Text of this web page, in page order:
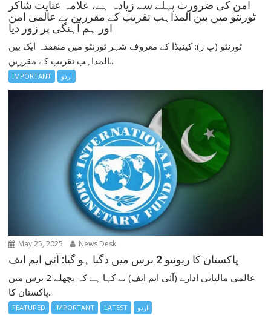
امن کی ضرورت پہلے سے زیادہ ہے، علامہ عنایت شاکر
ٹورنٹو میں بین المذاہب تقریب کے مقررین نے عالمی امن
اور ہم آہنگی پر زور دیا
ٹورنٹو (پ ر): کینیڈا کے معروف شہر ٹورنٹو میں منعقدہ ایک بین
المذاہب تقریب کے مقررین...
IMPORTANT اردو
May 25, 2025 News Desk
پاکستان کا ریونیو 2 برس میں دگنا ہو گیا: آئی ایم ایف
عالمی مالیاتی ادارے (آئی ایم ایف) نے کہا ہے کہ پچھلے 2 برس میں
پاکستان کا...
FEATURED IMPORTANT LATEST اردو